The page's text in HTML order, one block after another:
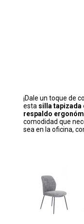
¡Dale un toque de
esta silla tapizada
respaldo
comodidad que
sea en la oficina,